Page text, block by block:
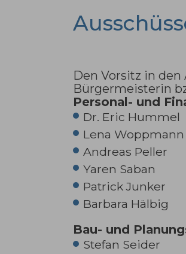
Den Vorsitz in
Bürgermeisterin
Personal- und
Dr. Eric Hummel
Lena Woppmann
Andreas Peller
Yaren Saban
Patrick Junker
Barbara Hälbig
Bau- und
Stefan Seider